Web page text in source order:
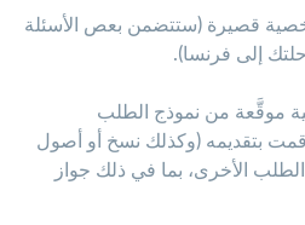
قصيرة (ستتضمن بعص الأسئلة
إلى فرنسا).
موقَّعة من نموذج الطلب
قمت بتقديمه (وكذلك نسخ أو أصول
الأخرى، بما في ذلك جواز